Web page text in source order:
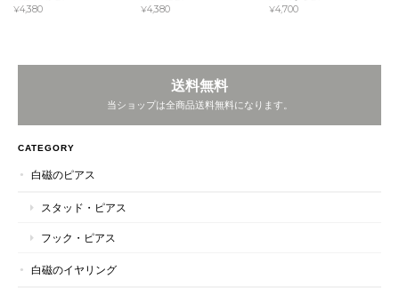
¥4,380 ¥4,380 ¥4,700
送料無料
当ショップは全商品送料無料になります。
CATEGORY
白磁のピアス
スタッド・ピアス
フック・ピアス
白磁のイヤリング